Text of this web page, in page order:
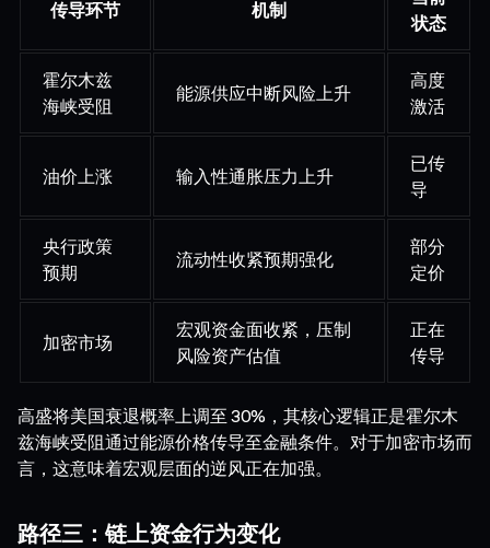
传导环节 机制
状态
霍尔木兹
海峡受阻
能源供应中断风险上升
高度
激活
油价上涨 输入性通胀压力上升
已传
导
央行政策
预期
流动性收紧预期强化
部分
定价
加密市场
宏观资金面收紧，压制
风险资产估值
正在
传导
高盛将美国衰退概率上调至 30%，其核心逻辑正是霍尔木
兹海峡受阻通过能源价格传导至金融条件。对于加密市场而
言，这意味着宏观层面的逆风正在加强。
路径三：链上资金行为变化